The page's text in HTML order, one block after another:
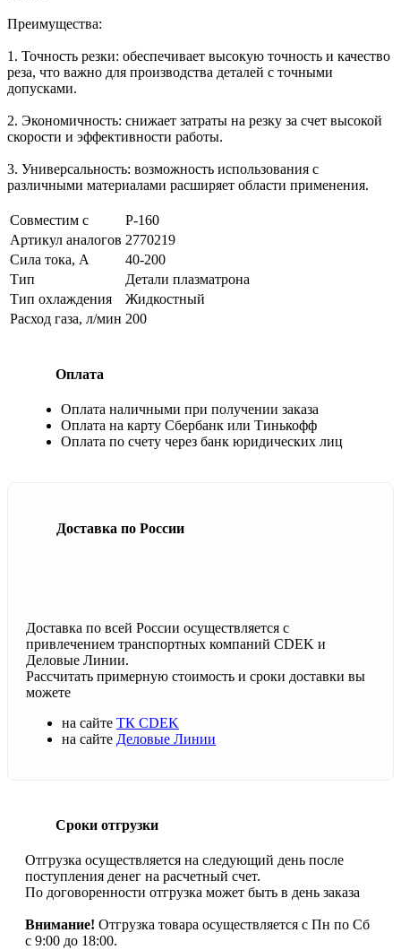
Преимущества:
1. Точность резки: обеспечивает высокую точность и качество
реза, что важно для производства деталей с точными
допусками.
2. Экономичность: снижает затраты на резку за счет высокой
скорости и эффективности работы.
3. Универсальность: возможность использования с
различными материалами расширяет области применения.
Совместим с
P-160
Артикул аналогов 2770219
Сила тока, А
40-200
Тип
Детали плазматрона
Тип охлаждения
Жидкостный
Расход газа, л/мин 200
Оплата
Оплата наличными при получении заказа
Оплата на карту Сбербанк или Тинькофф
Оплата по счету через банк юридических лиц
Доставка по России
Доставка по всей России осуществляется с
привлечением транспортных компаний CDEK и
Деловые Линии.
Рассчитать примерную стоимость и сроки доставки вы
можете
на сайте ТК CDEK
на сайте Деловые Линии
Сроки отгрузки
Отгрузка осуществляется на следующий день после
поступления денег на расчетный счет.
По договоренности отгрузка может быть в день заказа
Внимание! Отгрузка товара осуществляется с Пн по Сб
с 9:00 до 18:00.